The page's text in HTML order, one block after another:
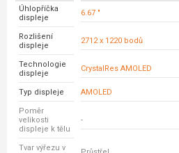
Úhlopříčka
displeje
6.67 "
Rozlišení
displeje
2712 x 1220 bodů
Technologie
displeje
CrystalRes AMOLED
Typ displeje AMOLED
Poměr
velikosti
displeje k tělu
-
Tvar výřezu v